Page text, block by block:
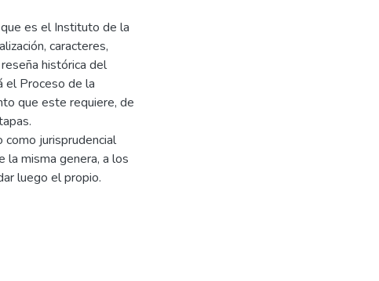
es el Instituto de la
caracteres,
histórica del
el Proceso de la
que este requiere, de
jurisprudencial
la misma genera, a los
luego el propio.